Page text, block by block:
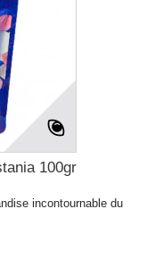
100gr
incontournable du